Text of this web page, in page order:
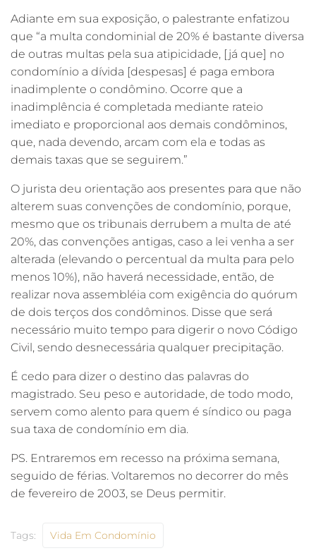
Adiante em sua exposição, o palestrante enfatizou
que “a multa condominial de 20% é bastante diversa
de outras multas pela sua atipicidade, [já que] no
condomínio a dívida [despesas] é paga embora
inadimplente o condômino. Ocorre que a
inadimplência é completada mediante rateio
imediato e proporcional aos demais condôminos,
que, nada devendo, arcam com ela e todas as
demais taxas que se seguirem.”
O jurista deu orientação aos presentes para que não
alterem suas convenções de condomínio, porque,
mesmo que os tribunais derrubem a multa de até
20%, das convenções antigas, caso a lei venha a ser
alterada (elevando o percentual da multa para pelo
menos 10%), não haverá necessidade, então, de
realizar nova assembléia com exigência do quórum
de dois terços dos condôminos. Disse que será
necessário muito tempo para digerir o novo Código
Civil, sendo desnecessária qualquer precipitação.
É cedo para dizer o destino das palavras do
magistrado. Seu peso e autoridade, de todo modo,
servem como alento para quem é síndico ou paga
sua taxa de condomínio em dia.
PS. Entraremos em recesso na próxima semana,
seguido de férias. Voltaremos no decorrer do mês
de fevereiro de 2003, se Deus permitir.
Tags: Vida Em Condomínio